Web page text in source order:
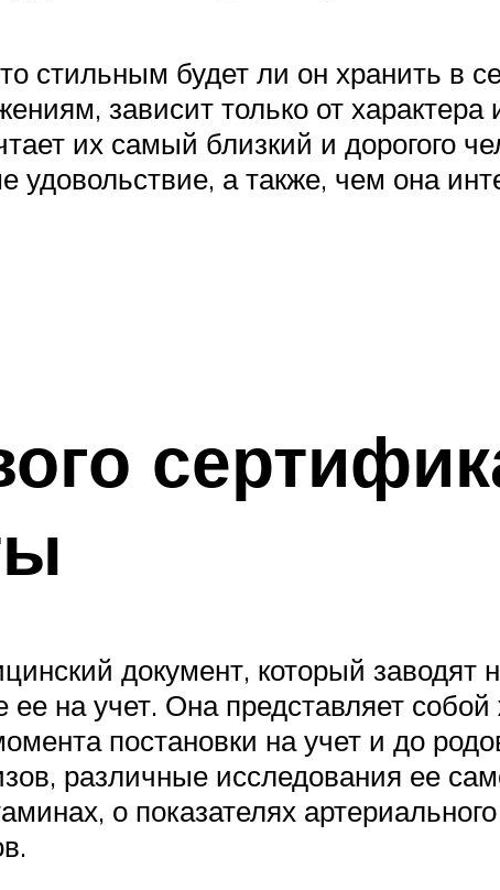
стильным будет ли он хранить в
зависит только от
их самый близкий и дорогого
удовольствие, а также, чем она
документ, который
ее на учет. Она представляет
постановки на учет и до
различные исследования ее
о показателях